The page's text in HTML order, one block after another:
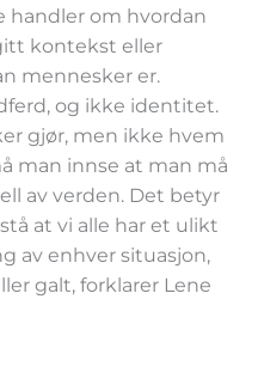
handler om hvordan
kontekst eller
mennesker er.
og ikke identitet.
gjør, men ikke hvem
man innse at man må
av verden. Det betyr
at vi alle har et ulikt
av enhver situasjon,
galt, forklarer Lene